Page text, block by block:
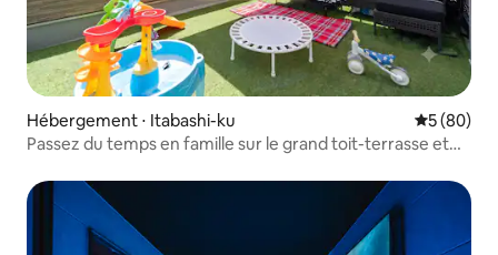
Hébergement ⋅ Itabashi-ku
5 (80)
Passez du temps en famille sur le grand toit-terrasse et
| 7 lits | Toit-terrasse